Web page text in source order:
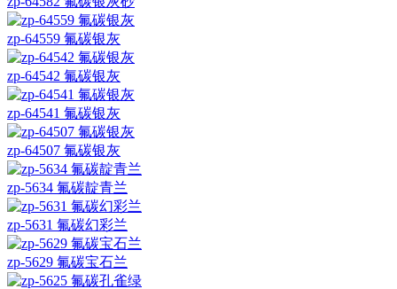
zp-64559 氟碳银灰
zp-64542 氟碳银灰
zp-64541 氟碳银灰
zp-64507 氟碳银灰
zp-5634 氟碳靛青兰
zp-5631 氟碳幻彩兰
zp-5629 氟碳宝石兰